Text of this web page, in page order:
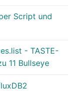
Script und
- TASTE-
11 Bullseye